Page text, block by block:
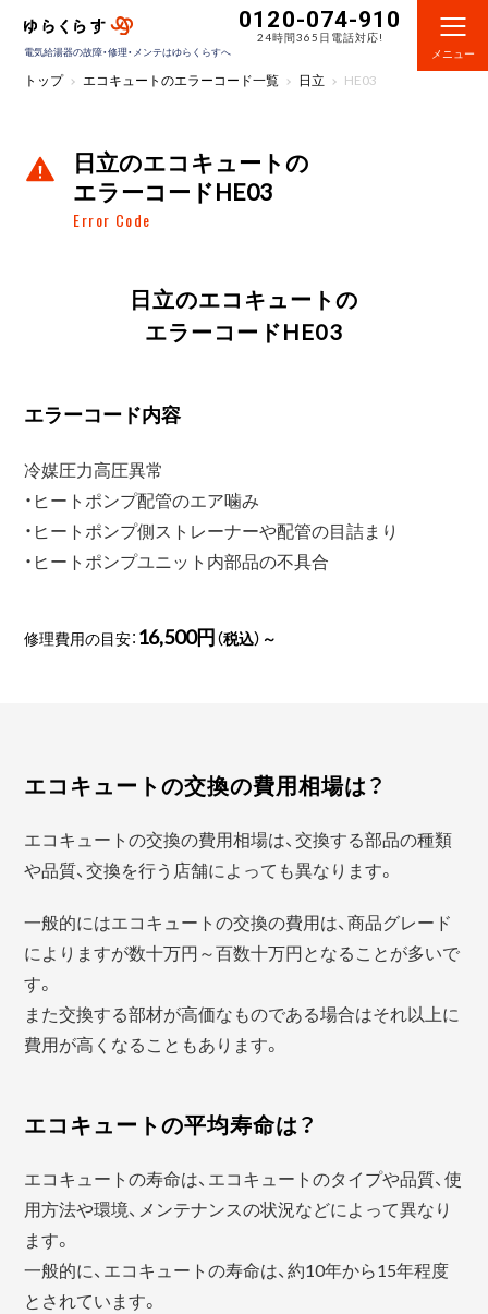
電気給湯器の故障・修理・メンテはゆらくらすへ
0120-074-910
24時間365日電話対応!
メニュー
トップ エコキュートのエラーコード一覧 日立 HE03
日立のエコキュートの
エラーコードHE03
Error Code
日立のエコキュートの
エラーコードHE03
エラーコード内容
冷媒圧力高圧異常
・ヒートポンプ配管のエア噛み
・ヒートポンプ側ストレーナーや配管の目詰まり
・ヒートポンプユニット内部品の不具合
修理費用の目安： 16,500円（税込）～
エコキュートの交換の費用相場は？
エコキュートの交換の費用相場は、交換する部品の種類
や品質、交換を行う店舗によっても異なります。
一般的にはエコキュートの交換の費用は、商品グレード
によりますが数十万円～百数十万円となることが多いで
す。
また交換する部材が高価なものである場合はそれ以上に
費用が高くなることもあります。
エコキュートの平均寿命は？
エコキュートの寿命は、エコキュートのタイプや品質、使
用方法や環境、メンテナンスの状況などによって異なり
ます。
一般的に、エコキュートの寿命は、約10年から15年程度
とされています。